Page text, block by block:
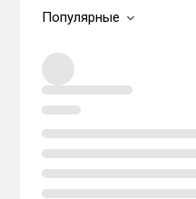
Популярные